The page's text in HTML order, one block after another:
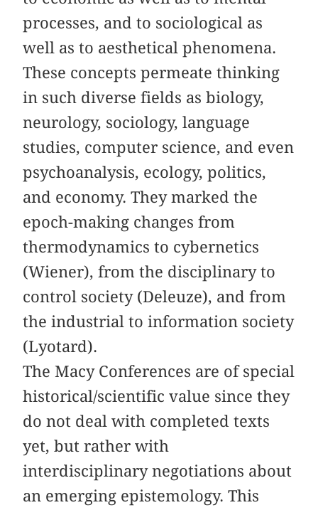
processes, and to sociological as
well as to aesthetical phenomena.
These concepts permeate thinking
in such diverse fields as biology,
neurology, sociology, language
studies, computer science, and even
psychoanalysis, ecology, politics,
and economy. They marked the
epoch-making changes from
thermodynamics to cybernetics
(Wiener), from the disciplinary to
control society (Deleuze), and from
the industrial to information society
(Lyotard).
The Macy Conferences are of special
historical/scientific value since they
do not deal with completed texts
yet, but rather with
interdisciplinary negotiations about
an emerging epistemology. This